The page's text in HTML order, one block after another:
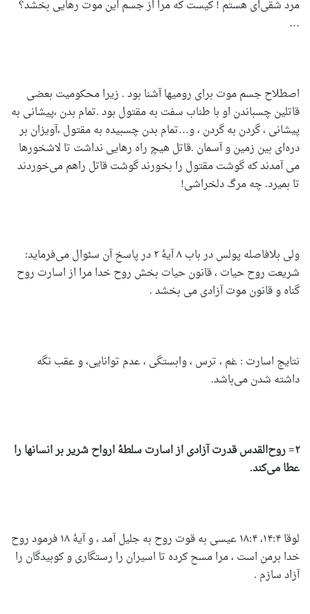
مرد شقی‌ای هستم ! کیست که مرا از جسم این موت رهایی بخشد؟
…
اصطلاح جسم موت برای رومیها آشنا بود . زیرا محکومیت بعضی
قاتلین چسباندن او با طناب سفت به مقتول بود .تمام بدن ،پیشانی به
پیشانی ، گردن به گردن ، و…تمام بدن چسبیده به مقتول ،آویزان بر
دره‌ای بین زمین و آسمان .قاتل هیچ راه رهایی نداشت تا لاشخورها
می آمدند که گوشت مقتول را بخورند گوشت قاتل راهم می‌خوردند
تا بمیرد. چه مرگ دلخراشی!
ولی بلافاصله پولس در باب ۸ آیۀ ۲ در پاسخ آن سئوال می‌فرماید:
شریعت روح حیات ، قانون حیات بخش روح خدا مرا از اسارت روح
گناه و قانون موت آزادی می بخشد .
نتایج اسارت : غم ، ترس ، وابستگی ، عدم توانایی، و عقب نگه
داشته شدن می‌باشد.
۲= روح‌القدس قدرت آزادی از اسارت سلطۀ ارواح شریر بر انسانها را
عطا می‌کند.
لوقا ۱۴:۴، ۱۸:۴ عیسی به قوت روح به جلیل آمد ، و آیۀ ۱۸ فرمود روح
خدا برمن است ، مرا مسح کرده تا اسیران را رستگاری و کوبیدگان را
آزاد سازم .